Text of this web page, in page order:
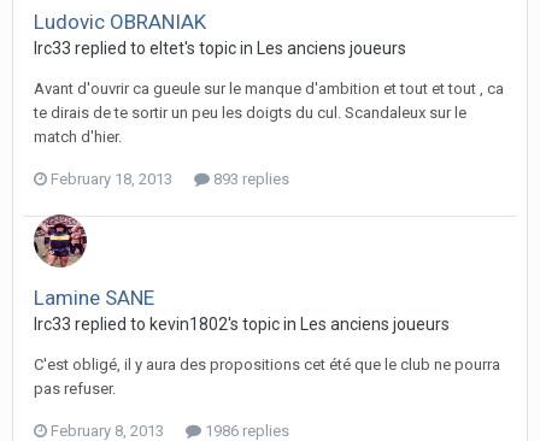
Ludovic OBRANIAK
lrc33 replied to eltet's topic in Les anciens joueurs
Avant d'ouvrir ca gueule sur le manque d'ambition et tout et tout , ca
te dirais de te sortir un peu les doigts du cul. Scandaleux sur le
match d'hier.
February 18, 2013 893 replies
Lamine SANE
lrc33 replied to kevin1802's topic in Les anciens joueurs
C'est obligé, il y aura des propositions cet été que le club ne pourra
pas refuser.
February 8, 2013 1986 replies